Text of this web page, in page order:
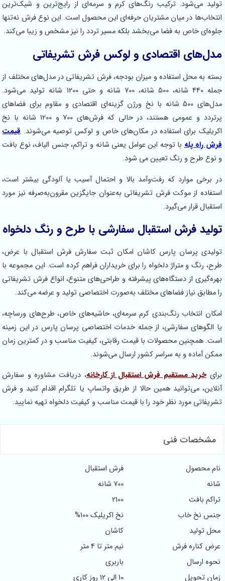
ترکیب رنگ‌های کرم و سرمه‌ای از رایج‌ترین و شیک‌ترین
میان مشتریان حرفه‌ای این محصول است. این نوع فرش نه‌تنها
فضا می‌بخشد بلکه مسیر تردد را نیز مشخص و زیبا می‌کند.
و لوکس فرش تشریفاتی
و میزان بودجه، فرش تشریفاتی در مدل‌های مختلف از
جمله 440 شانه، 500 شانه، 700 شانه و حتی 1200 شانه تولید می‌شود.
مدل‌های 500 شانه با نخ ورژن گزینه‌ای اقتصادی و مقاوم برای فضاهای
پرتردد و عمومی هستند، در حالی که فرش‌های 700 و 1200 شانه با نخ
استفاده در مکان‌های خاص و لوکس توصیه می‌شوند.قیمت
با توجه این عوامل یعنی شانه و تراکم، جنس الیاف، نوع بافت
تعیین می شود.
که رفت‌وآمد بالا و احتمال آسیب یا آلودگی بیشتر است،
فرش تشریفاتی به‌عنوان جایگزین مقرون‌به‌صرفه نیز مورد
استقبال سفارشی با طرح و رنگ دلخواه
پارس کاشان امکان ثبت سفارش فرش استقبال با عرض،
دلخواه را برای خریداران فراهم کرده است. این مجموعه با
پیشرفته و طراحی‌های متنوع، انواع فرش تشریفاتی
فضاهای مختلف به‌صورت اختصاصی تولید و عرضه می‌کند.
رنگ‌بندی کرم سرمه‌ای، حاشیه‌های خاص، طرح‌های ورساچه،
از جمله خدمات اختصاصی پرسان پارس در این زمینه
با قیمت رقابتی، کیفیت مناسب و در کمترین زمان
به سراسر کشور ارسال می‌شوند.
فرش استقبال از کارخانه، دریافت مشاوره و سفارش
همین حالا از طریق واتساپ یا تلگرام اقدام کنید و فرش
نظر خود را با قیمت مناسب و کیفیت دلخواه تهیه نمایید.
فنی